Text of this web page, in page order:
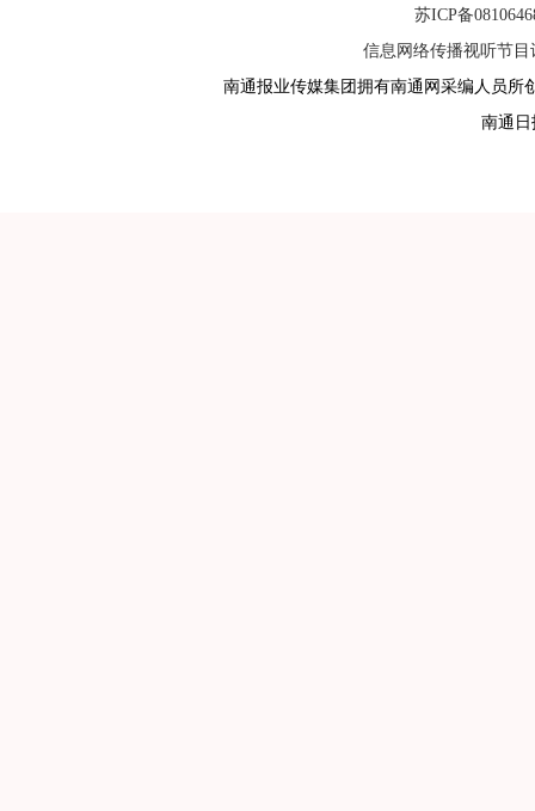
苏ICP备
信息网络传播视听节目
南通报业传媒集团拥有南通网采编人员所
南通日